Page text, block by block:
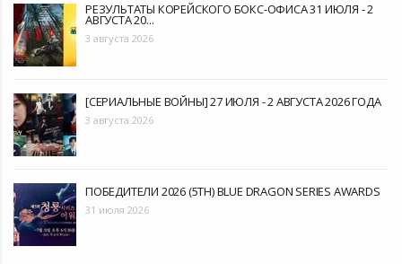
РЕЗУЛЬТАТЫ КОРЕЙСКОГО БОКС-ОФИСА 31 ИЮЛЯ - 2
АВГУСТА 20...
3 августа 2026
[СЕРИАЛЬНЫЕ ВОЙНЫ] 27 ИЮЛЯ - 2 АВГУСТА 2026 ГОДА
3 августа 2026
ПОБЕДИТЕЛИ 2026 (5TH) BLUE DRAGON SERIES AWARDS
31 июля 2026